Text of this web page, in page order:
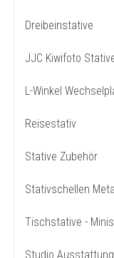
Dreibeinstative
JJC Kiwifoto
L-Winkel
Reisestativ
Stative Zubehör
Stativschellen
Tischstative -
Studio Ausstattung